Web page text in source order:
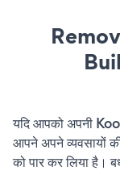
यदि आपको अपनी
आपने अपने व्यवसायों
को पार कर लिया है।